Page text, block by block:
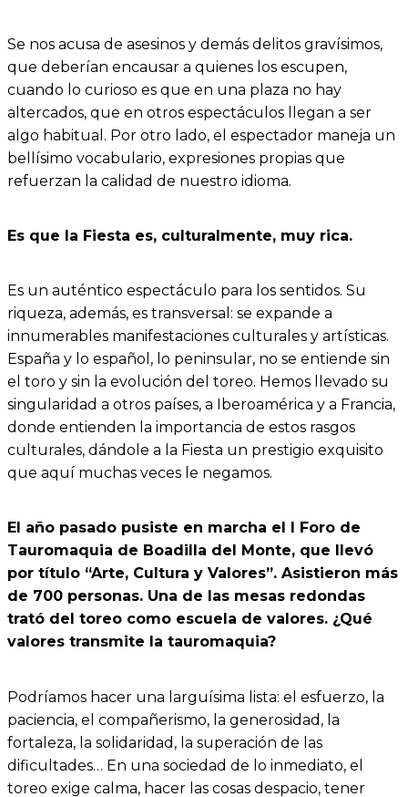
Se nos acusa de asesinos y demás delitos gravísimos,
que deberían encausar a quienes los escupen,
cuando lo curioso es que en una plaza no hay
altercados, que en otros espectáculos llegan a ser
algo habitual. Por otro lado, el espectador maneja un
bellísimo vocabulario, expresiones propias que
refuerzan la calidad de nuestro idioma.
Es que la Fiesta es, culturalmente, muy rica.
Es un auténtico espectáculo para los sentidos. Su
riqueza, además, es transversal: se expande a
innumerables manifestaciones culturales y artísticas.
España y lo español, lo peninsular, no se entiende sin
el toro y sin la evolución del toreo. Hemos llevado su
singularidad a otros países, a Iberoamérica y a Francia,
donde entienden la importancia de estos rasgos
culturales, dándole a la Fiesta un prestigio exquisito
que aquí muchas veces le negamos.
El año pasado pusiste en marcha el I Foro de
Tauromaquia de Boadilla del Monte, que llevó
por título “Arte, Cultura y Valores”. Asistieron más
de 700 personas. Una de las mesas redondas
trató del toreo como escuela de valores. ¿Qué
valores transmite la tauromaquia?
Podríamos hacer una larguísima lista: el esfuerzo, la
paciencia, el compañerismo, la generosidad, la
fortaleza, la solidaridad, la superación de las
dificultades… En una sociedad de lo inmediato, el
toreo exige calma, hacer las cosas despacio, tener